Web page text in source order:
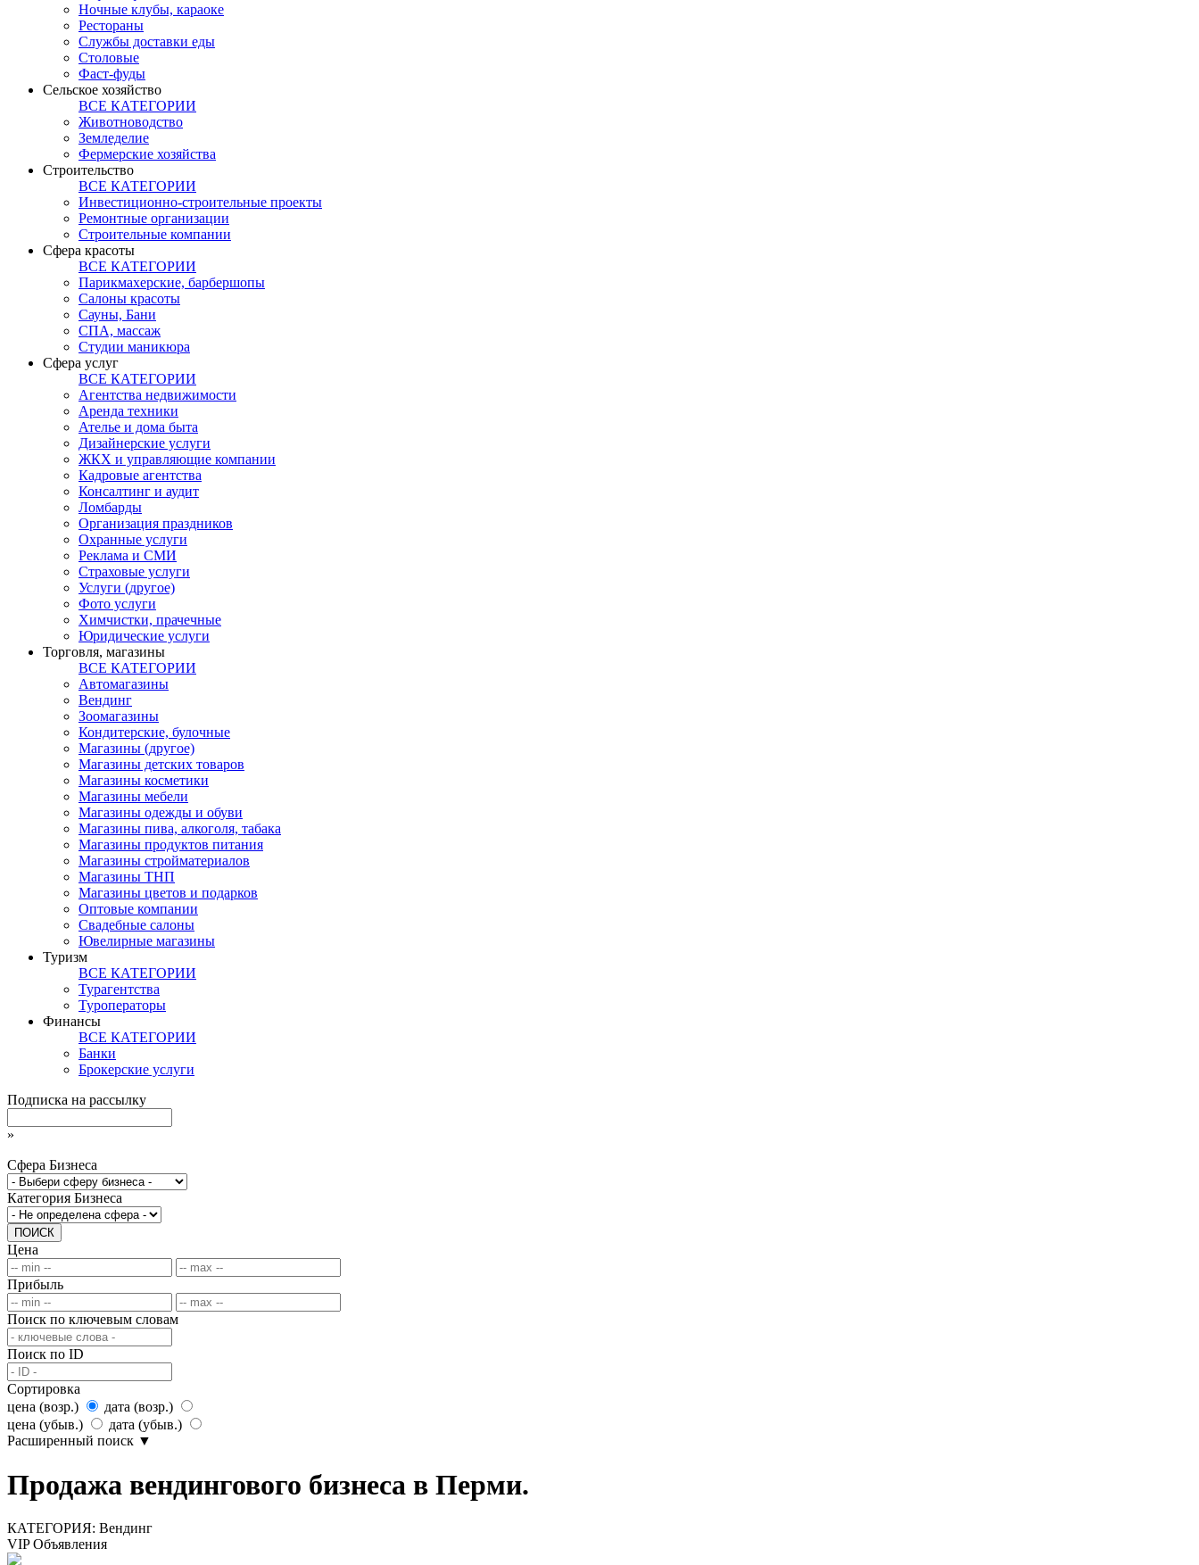
Ночные клубы, караоке
Рестораны
Службы доставки еды
Столовые
Фаст-фуды
Сельское хозяйство
ВСЕ КАТЕГОРИИ
Животноводство
Земледелие
Фермерские хозяйства
Строительство
ВСЕ КАТЕГОРИИ
Инвестиционно-строительные проекты
Ремонтные организации
Строительные компании
Сфера красоты
ВСЕ КАТЕГОРИИ
Парикмахерские, барбершопы
Салоны красоты
Сауны, Бани
СПА, массаж
Студии маникюра
Сфера услуг
ВСЕ КАТЕГОРИИ
Агентства недвижимости
Аренда техники
Ателье и дома быта
Дизайнерские услуги
ЖКХ и управляющие компании
Кадровые агентства
Консалтинг и аудит
Ломбарды
Организация праздников
Охранные услуги
Реклама и СМИ
Страховые услуги
Услуги (другое)
Фото услуги
Химчистки, прачечные
Юридические услуги
Торговля, магазины
ВСЕ КАТЕГОРИИ
Автомагазины
Вендинг
Зоомагазины
Кондитерские, булочные
Магазины (другое)
Магазины детских товаров
Магазины косметики
Магазины мебели
Магазины одежды и обуви
Магазины пива, алкоголя, табака
Магазины продуктов питания
Магазины стройматериалов
Магазины ТНП
Магазины цветов и подарков
Оптовые компании
Свадебные салоны
Ювелирные магазины
Туризм
ВСЕ КАТЕГОРИИ
Турагентства
Туроператоры
Финансы
ВСЕ КАТЕГОРИИ
Банки
Брокерские услуги
Подписка на рассылку
»
Сфера Бизнеса
Категория Бизнеса
ПОИСК
Цена
Прибыль
Поиск по ключевым словам
Поиск по ID
Сортировка
цена (возр.)
дата (возр.)
цена (убыв.)
дата (убыв.)
Расширенный поиск ▼
Продажа вендингового бизнеса в Перми.
КАТЕГОРИЯ: Вендинг
VIP Объявления